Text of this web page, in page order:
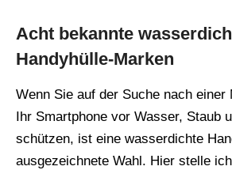
Acht bekannte
Handyhülle-Marken
Wenn Sie auf der Suche nach einer
Ihr Smartphone vor Wasser, Staub
schützen, ist eine wasserdichte
ausgezeichnete Wahl. Hier stelle